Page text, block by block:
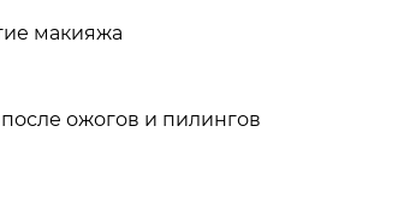
радикалы,
и межклеточного
макияжа
ожогов и пилингов